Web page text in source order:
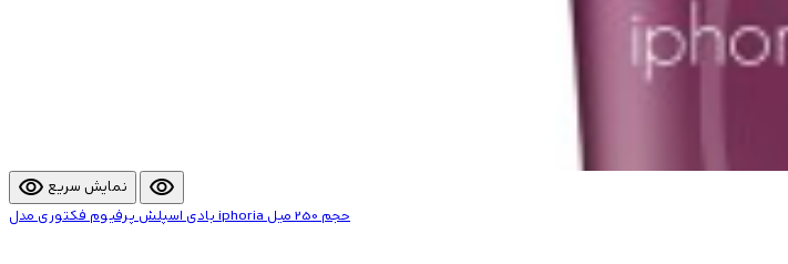
visibility نمایش سریع visibility
بادی اسپلش پرفیوم فکتوری مدل iphoria حجم 250 میل